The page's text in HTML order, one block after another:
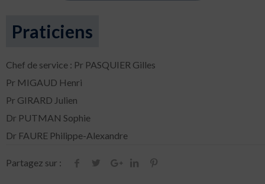
Praticiens
Chef de service : Pr PASQUIER Gilles
Pr MIGAUD Henri
Pr GIRARD Julien
Dr PUTMAN Sophie
Dr FAURE Philippe-Alexandre
Partagez sur :